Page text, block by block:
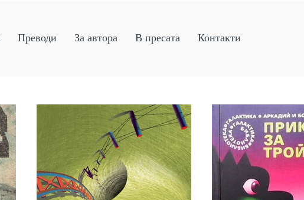
Преводи За автора В пресата Контакти